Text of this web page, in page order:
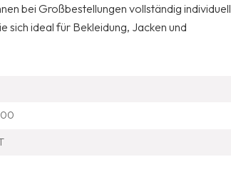
bei Großbestellungen vollständig individuell
sich ideal für Bekleidung, Jacken und